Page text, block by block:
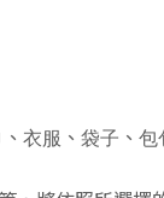
、 衣服 、 袋子 、 包